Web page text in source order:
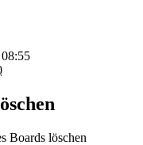
Boards löschen